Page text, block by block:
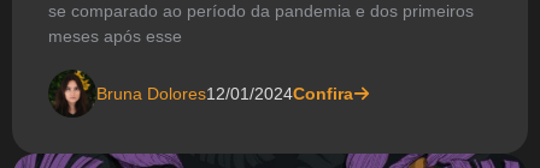
se comparado ao período da pandemia e dos primeiros
meses após esse
Bruna Dolores12/01/2024Confira